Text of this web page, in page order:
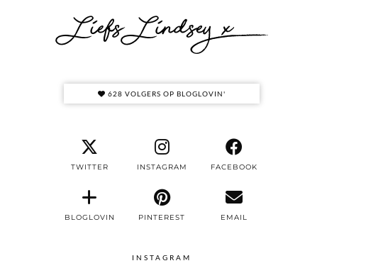
628 VOLGERS OP BLOGLOVIN'
TWITTER INSTAGRAM FACEBOOK
BLOGLOVIN PINTEREST EMAIL
INSTAGRAM